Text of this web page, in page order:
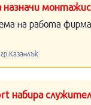
назначи
на работа
набира